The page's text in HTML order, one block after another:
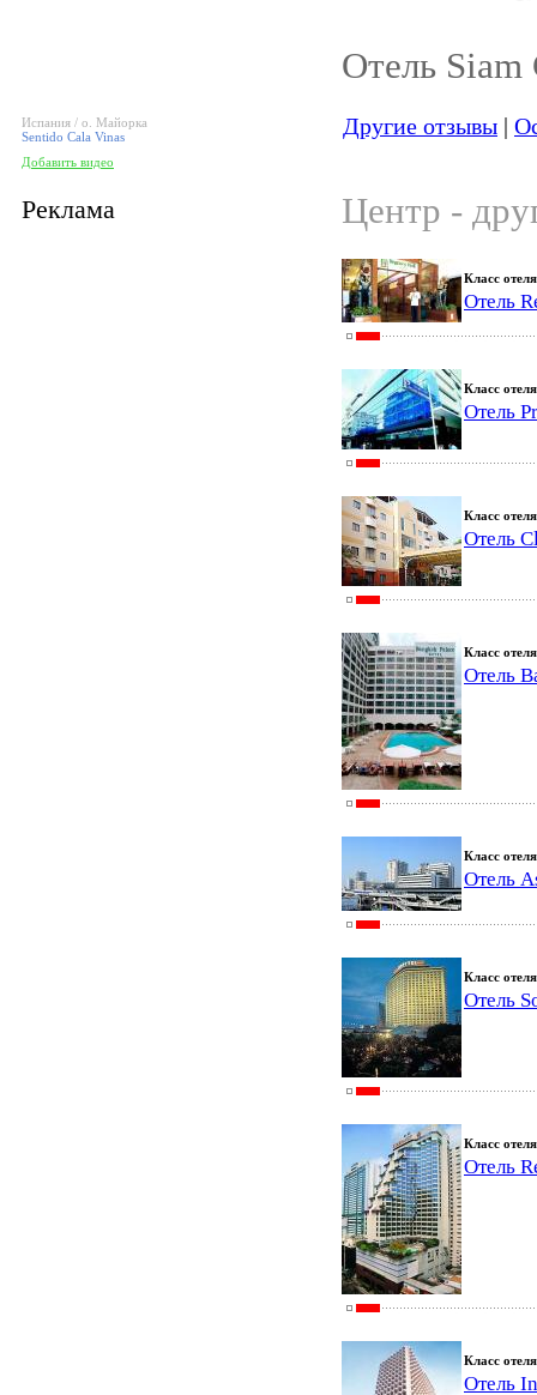
Испания / о. Майорка
Sentido Cala Vinas
Добавить видео
Реклама
Отель
Другие отзывы
Центр -
Класс
Отель
Класс
Отель
Класс
Отель
Класс
Отель
Класс
Отель
Класс
Отель
Класс
Отель
Класс
Отель